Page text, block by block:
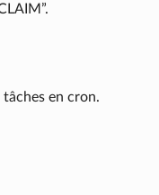
tâches en cron.